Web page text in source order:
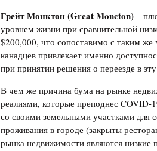
Грейт Монктон (GreatMoncton) –
уровнем жизни при сравнительной
$200,000, что сопоставимо с таким
канадцев привлекает именно
при принятии решения о переезде в
В чем же причина бума на рынке
реалиями, которые преподнес COVID-
со своими земельными участками для
проживания в городе (закрыты
рынка недвижимости являются низкие